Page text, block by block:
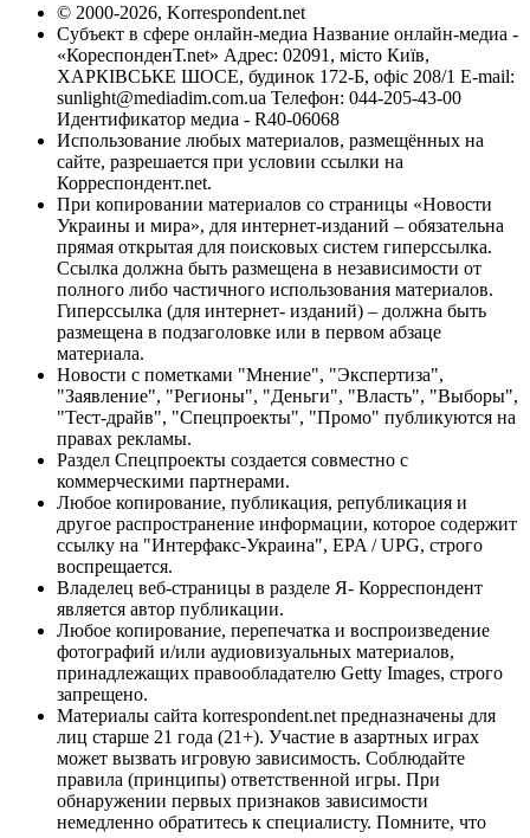
© 2000-2026, Korrespondent.net
Субъект в сфере онлайн-медиа Название онлайн-медиа -
«КореспонденТ.net» Адрес: 02091, місто Київ,
ХАРКІВСЬКЕ ШОСЕ, будинок 172-Б, офіс 208/1 E-mail:
sunlight@mediadim.com.ua Телефон: 044-205-43-00
Идентификатор медиа - R40-06068
Использование любых материалов, размещённых на
сайте, разрешается при условии ссылки на
Корреспондент.net.
При копировании материалов со страницы «Новости
Украины и мира», для интернет-изданий – обязательна
прямая открытая для поисковых систем гиперссылка.
Ссылка должна быть размещена в независимости от
полного либо частичного использования материалов.
Гиперссылка (для интернет- изданий) – должна быть
размещена в подзаголовке или в первом абзаце
материала.
Новости с пометками "Мнение", "Экспертиза",
"Заявление", "Регионы", "Деньги", "Власть", "Выборы",
"Тест-драйв", "Спецпроекты", "Промо" публикуются на
правах рекламы.
Раздел Спецпроекты создается совместно с
коммерческими партнерами.
Любое копирование, публикация, републикация и
другое распространение информации, которое содержит
ссылку на "Интерфакс-Украина", EPA / UPG, строго
воспрещается.
Владелец веб-страницы в разделе Я- Корреспондент
является автор публикации.
Любое копирование, перепечатка и воспроизведение
фотографий и/или аудиовизуальных материалов,
принадлежащих правообладателю Getty Images, строго
запрещено.
Материалы сайта korrespondent.net предназначены для
лиц старше 21 года (21+). Участие в азартных играх
может вызвать игровую зависимость. Соблюдайте
правила (принципы) ответственной игры. При
обнаружении первых признаков зависимости
немедленно обратитесь к специалисту. Помните, что